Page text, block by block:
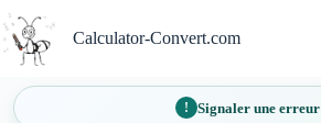
au
contenu
Calculator-Convert.com
Signaler une erreur